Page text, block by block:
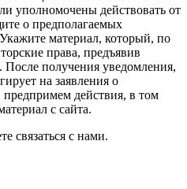
уполномочены действовать от
о предполагаемых
материал, который, по
права, предъявив
После получения уведомления,
на заявления о
действия, в том
с сайта.
связаться с нами.